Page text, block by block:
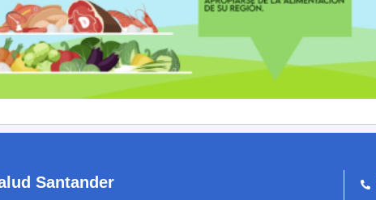
Santander